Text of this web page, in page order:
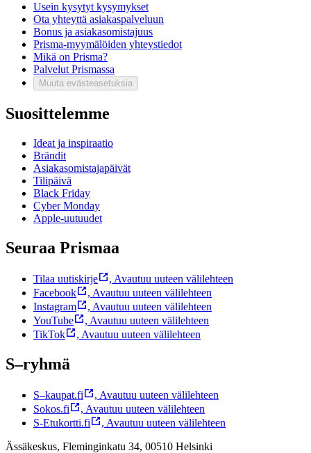
Usein kysytyt kysymykset
Ota yhteyttä asiakaspalveluun
Bonus ja asiakasomistajuus
Prisma-myymälöiden yhteystiedot
Mikä on Prisma?
Palvelut Prismassa
Muuta evästeasetuksia
Suosittelemme
Ideat ja inspiraatio
Brändit
Asiakasomistajapäivät
Tilipäivä
Black Friday
Cyber Monday
Apple-uutuudet
Seuraa Prismaa
Tilaa uutiskirje , Avautuu uuteen välilehteen
Facebook
, Avautuu uuteen välilehteen
Instagram
, Avautuu uuteen välilehteen
YouTube
, Avautuu uuteen välilehteen
TikTok
, Avautuu uuteen välilehteen
S–ryhmä
S–kaupat.fi , Avautuu uuteen välilehteen
Sokos.fi
, Avautuu uuteen välilehteen
S-Etukortti.fi
, Avautuu uuteen välilehteen
Ässäkeskus, Fleminginkatu 34, 00510 Helsinki